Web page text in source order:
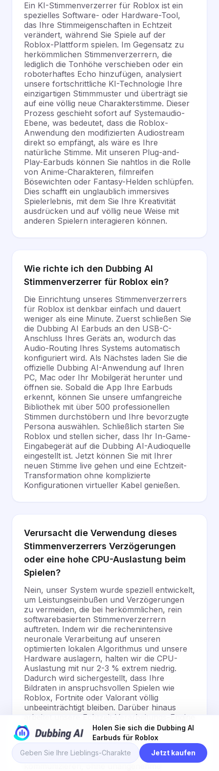
Ein KI-Stimmenverzerrer für Roblox ist ein
spezielles Software- oder Hardware-Tool,
das Ihre Stimmeigenschaften in Echtzeit
verändert, während Sie Spiele auf der
Roblox-Plattform spielen. Im Gegensatz zu
herkömmlichen Stimmenverzerrern, die
lediglich die Tonhöhe verschieben oder ein
roboterhaftes Echo hinzufügen, analysiert
unsere fortschrittliche KI-Technologie Ihre
einzigartigen Stimmmuster und überträgt sie
auf eine völlig neue Charakterstimme. Dieser
Prozess geschieht sofort auf Systemaudio-
Ebene, was bedeutet, dass die Roblox-
Anwendung den modifizierten Audiostream
direkt so empfängt, als wäre es Ihre
natürliche Stimme. Mit unseren Plug-and-
Play-Earbuds können Sie nahtlos in die Rolle
von Anime-Charakteren, filmreifen
Bösewichten oder Fantasy-Helden schlüpfen.
Dies schafft ein unglaublich immersives
Spielerlebnis, mit dem Sie Ihre Kreativität
ausdrücken und auf völlig neue Weise mit
anderen Spielern interagieren können.
Wie richte ich den Dubbing AI
Stimmenverzerrer für Roblox ein?
Die Einrichtung unseres Stimmenverzerrers
für Roblox ist denkbar einfach und dauert
weniger als eine Minute. Zuerst schließen Sie
die Dubbing AI Earbuds an den USB-C-
Anschluss Ihres Geräts an, wodurch das
Audio-Routing Ihres Systems automatisch
konfiguriert wird. Als Nächstes laden Sie die
offizielle Dubbing AI-Anwendung auf Ihren
PC, Mac oder Ihr Mobilgerät herunter und
öffnen sie. Sobald die App Ihre Earbuds
erkennt, können Sie unsere umfangreiche
Bibliothek mit über 500 professionellen
Stimmen durchstöbern und Ihre bevorzugte
Persona auswählen. Schließlich starten Sie
Roblox und stellen sicher, dass Ihr In-Game-
Eingabegerät auf die Dubbing AI-Audioquelle
eingestellt ist. Jetzt können Sie mit Ihrer
neuen Stimme live gehen und eine Echtzeit-
Transformation ohne komplizierte
Konfigurationen virtueller Kabel genießen.
Verursacht die Verwendung dieses
Stimmenverzerrers Verzögerungen
oder eine hohe CPU-Auslastung beim
Spielen?
Nein, unser System wurde speziell entwickelt,
um Leistungseinbußen und Verzögerungen
zu vermeiden, die bei herkömmlichen, rein
softwarebasierten Stimmenverzerrern
auftreten. Indem wir die rechenintensive
neuronale Verarbeitung auf unseren
optimierten lokalen Algorithmus und unsere
Hardware auslagern, halten wir die CPU-
Auslastung mit nur 2-3 % extrem niedrig.
Dadurch wird sichergestellt, dass Ihre
Bildraten in anspruchsvollen Spielen wie
Roblox, Fortnite oder Valorant völlig
unbeeinträchtigt bleiben. Darüber hinaus
arbeitet unsere Echtzeit-Verarbeitungs-Engine
mit einer extrem niedrigen Latenz von unter
30 ms, was für das menschliche Ohr
praktisch nicht wahrnehmbar ist. Sie können
mit Ihren Teamkollegen in Echtzeit
kommunizieren, ohne unangenehme
Holen Sie sich die Dubbing AI
Earbuds für Roblox
Jetzt kaufen